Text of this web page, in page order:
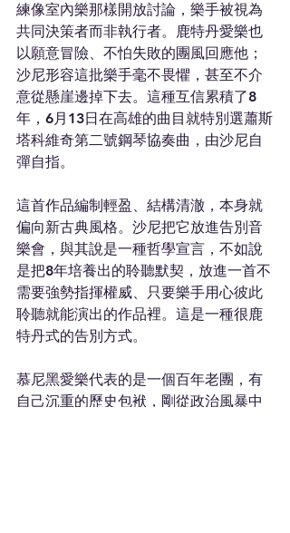
練像室內樂那樣開放討論，樂手被視為
共同決策者而非執行者。鹿特丹愛樂也
以願意冒險、不怕失敗的團風回應他；
沙尼形容這批樂手毫不畏懼，甚至不介
意從懸崖邊掉下去。這種互信累積了8
年，6月13日在高雄的曲目就特別選蕭斯
塔科維奇第二號鋼琴協奏曲，由沙尼自
彈自指。
這首作品編制輕盈、結構清澈，本身就
偏向新古典風格。沙尼把它放進告別音
樂會，與其說是一種哲學宣言，不如說
是把8年培養出的聆聽默契，放進一首不
需要強勢指揮權威、只要樂手用心彼此
聆聽就能演出的作品裡。這是一種很鹿
特丹式的告別方式。
慕尼黑愛樂代表的是一個百年老團，有
自己沉重的歷史包袱，剛從政治風暴中